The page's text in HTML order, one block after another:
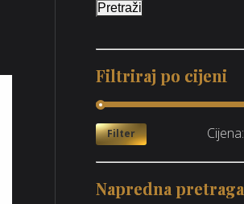
Pretraži
Filtriraj po cijeni
Filter Cijena:
Napredna pretraga